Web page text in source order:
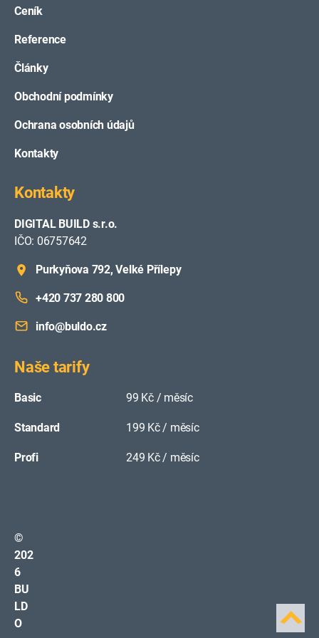
Ceník
Reference
Články
Obchodní podmínky
Ochrana osobních údajů
Kontakty
Kontakty
DIGITAL BUILD s.r.o.
IČO: 06757642
Purkyňova 792, Velké Přílepy
+420 737 280 800
info@buldo.cz
Naše tarify
Basic 99 Kč / měsíc
Standard 199 Kč / měsíc
Profi 249 Kč / měsíc
©
202
6
BU
LD
O